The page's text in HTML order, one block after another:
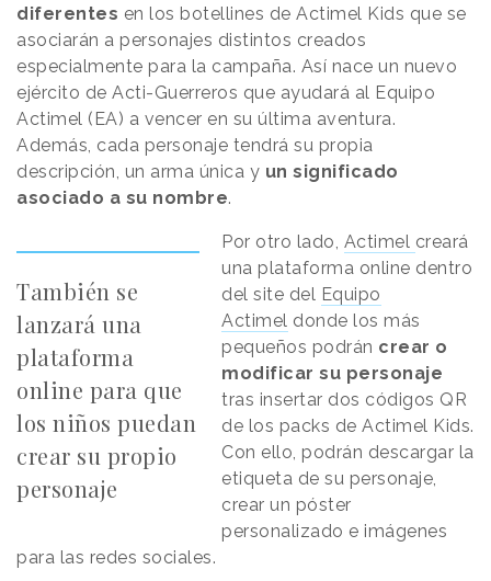
diferentes en los botellines de Actimel Kids que se
asociarán a personajes distintos creados
especialmente para la campaña. Así nace un nuevo
ejército de Acti-Guerreros que ayudará al Equipo
Actimel (EA) a vencer en su última aventura.
Además, cada personaje tendrá su propia
descripción, un arma única y un significado
asociado a su nombre.
También se
lanzará una
plataforma
online para que
los niños puedan
crear su propio
personaje
Por otro lado, Actimel creará
una plataforma online dentro
del site del Equipo
Actimel donde los más
pequeños podrán crear o
modificar su personaje
tras insertar dos códigos QR
de los packs de Actimel Kids.
Con ello, podrán descargar la
etiqueta de su personaje,
crear un póster
personalizado e imágenes
para las redes sociales.